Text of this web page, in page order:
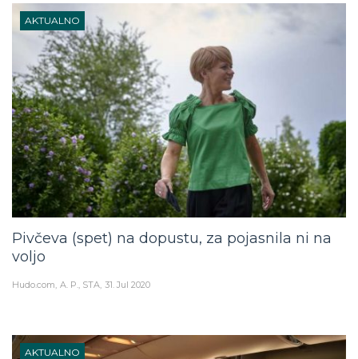
AKTUALNO
Pivčeva (spet) na dopustu, za pojasnila ni na
voljo
Hudo.com A. P., STA 31. Jul 2020
AKTUALNO